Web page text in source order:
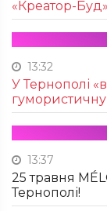
«Креатор-Буд»
13:32
У Тернополі
13:37
25 травня
Тернополі!